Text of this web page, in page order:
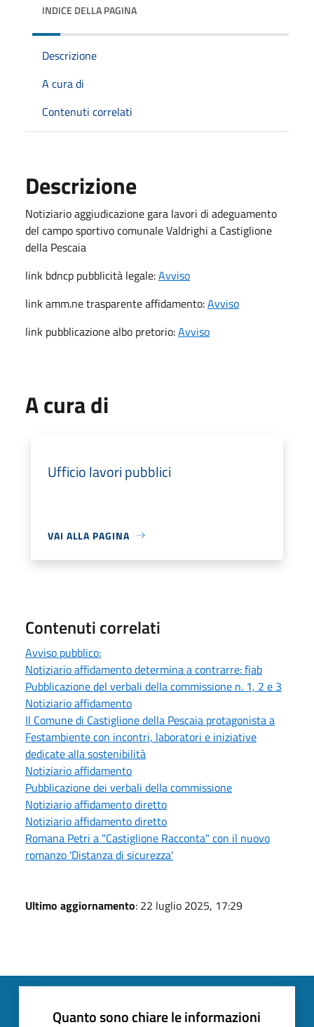
INDICE DELLA PAGINA
Descrizione
A cura di
Contenuti correlati
Descrizione
Notiziario aggiudicazione gara lavori di adeguamento
del campo sportivo comunale Valdrighi a Castiglione
della Pescaia
link bdncp pubblicità legale:Avviso
link amm.ne trasparente affidamento:Avviso
link pubblicazione albo pretorio:Avviso
A cura di
Ufficio lavori pubblici
VAI ALLA PAGINA
Contenuti correlati
Avviso pubblico:
Notiziario affidamento determina a contrarre: fiab
Pubblicazione del verbali della commissione n. 1, 2 e 3
Notiziario affidamento
Il Comune di Castiglione della Pescaia protagonista a
Festambiente con incontri, laboratori e iniziative
dedicate alla sostenibilità
Notiziario affidamento
Pubblicazione dei verbali della commissione
Notiziario affidamento diretto
Notiziario affidamento diretto
Romana Petri a "Castiglione Racconta" con il nuovo
romanzo 'Distanza di sicurezza'
Ultimo aggiornamento: 22 luglio 2025, 17:29
Quanto sono chiare le informazioni